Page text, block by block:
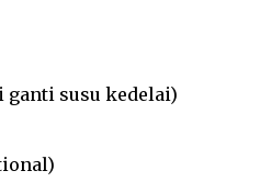
ganti susu kedelai)